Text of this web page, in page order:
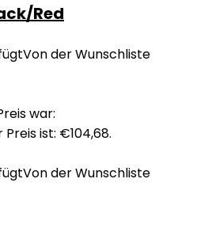
Red
Von der Wunschliste
war:
ist: €104,68.
Von der Wunschliste